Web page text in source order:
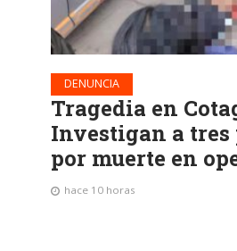
DENUNCIA
Tragedia en
Investigan a
por muerte en
hace 10 horas